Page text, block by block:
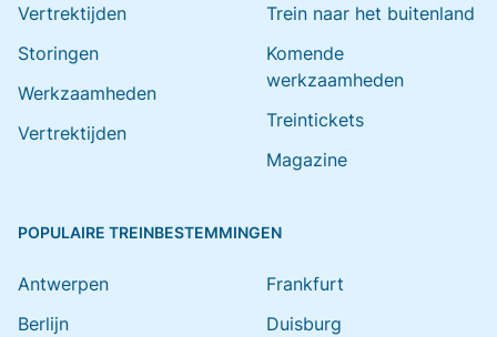
Vertrektijden
Storingen
Werkzaamheden
Vertrektijden
Trein naar het buitenland
Komende
werkzaamheden
Treintickets
Magazine
POPULAIRE TREINBESTEMMINGEN
Antwerpen
Berlijn
Frankfurt
Duisburg